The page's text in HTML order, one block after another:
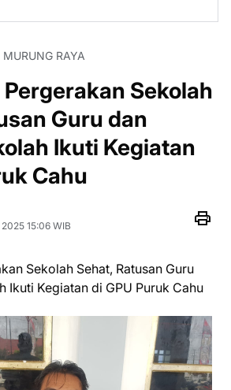
MURUNG RAYA
Sekolah
Guru dan
Ikuti Kegiatan
Cahu
15:06 WIB
Sekolah Sehat, Ratusan Guru
Ikuti Kegiatan di GPU Puruk Cahu